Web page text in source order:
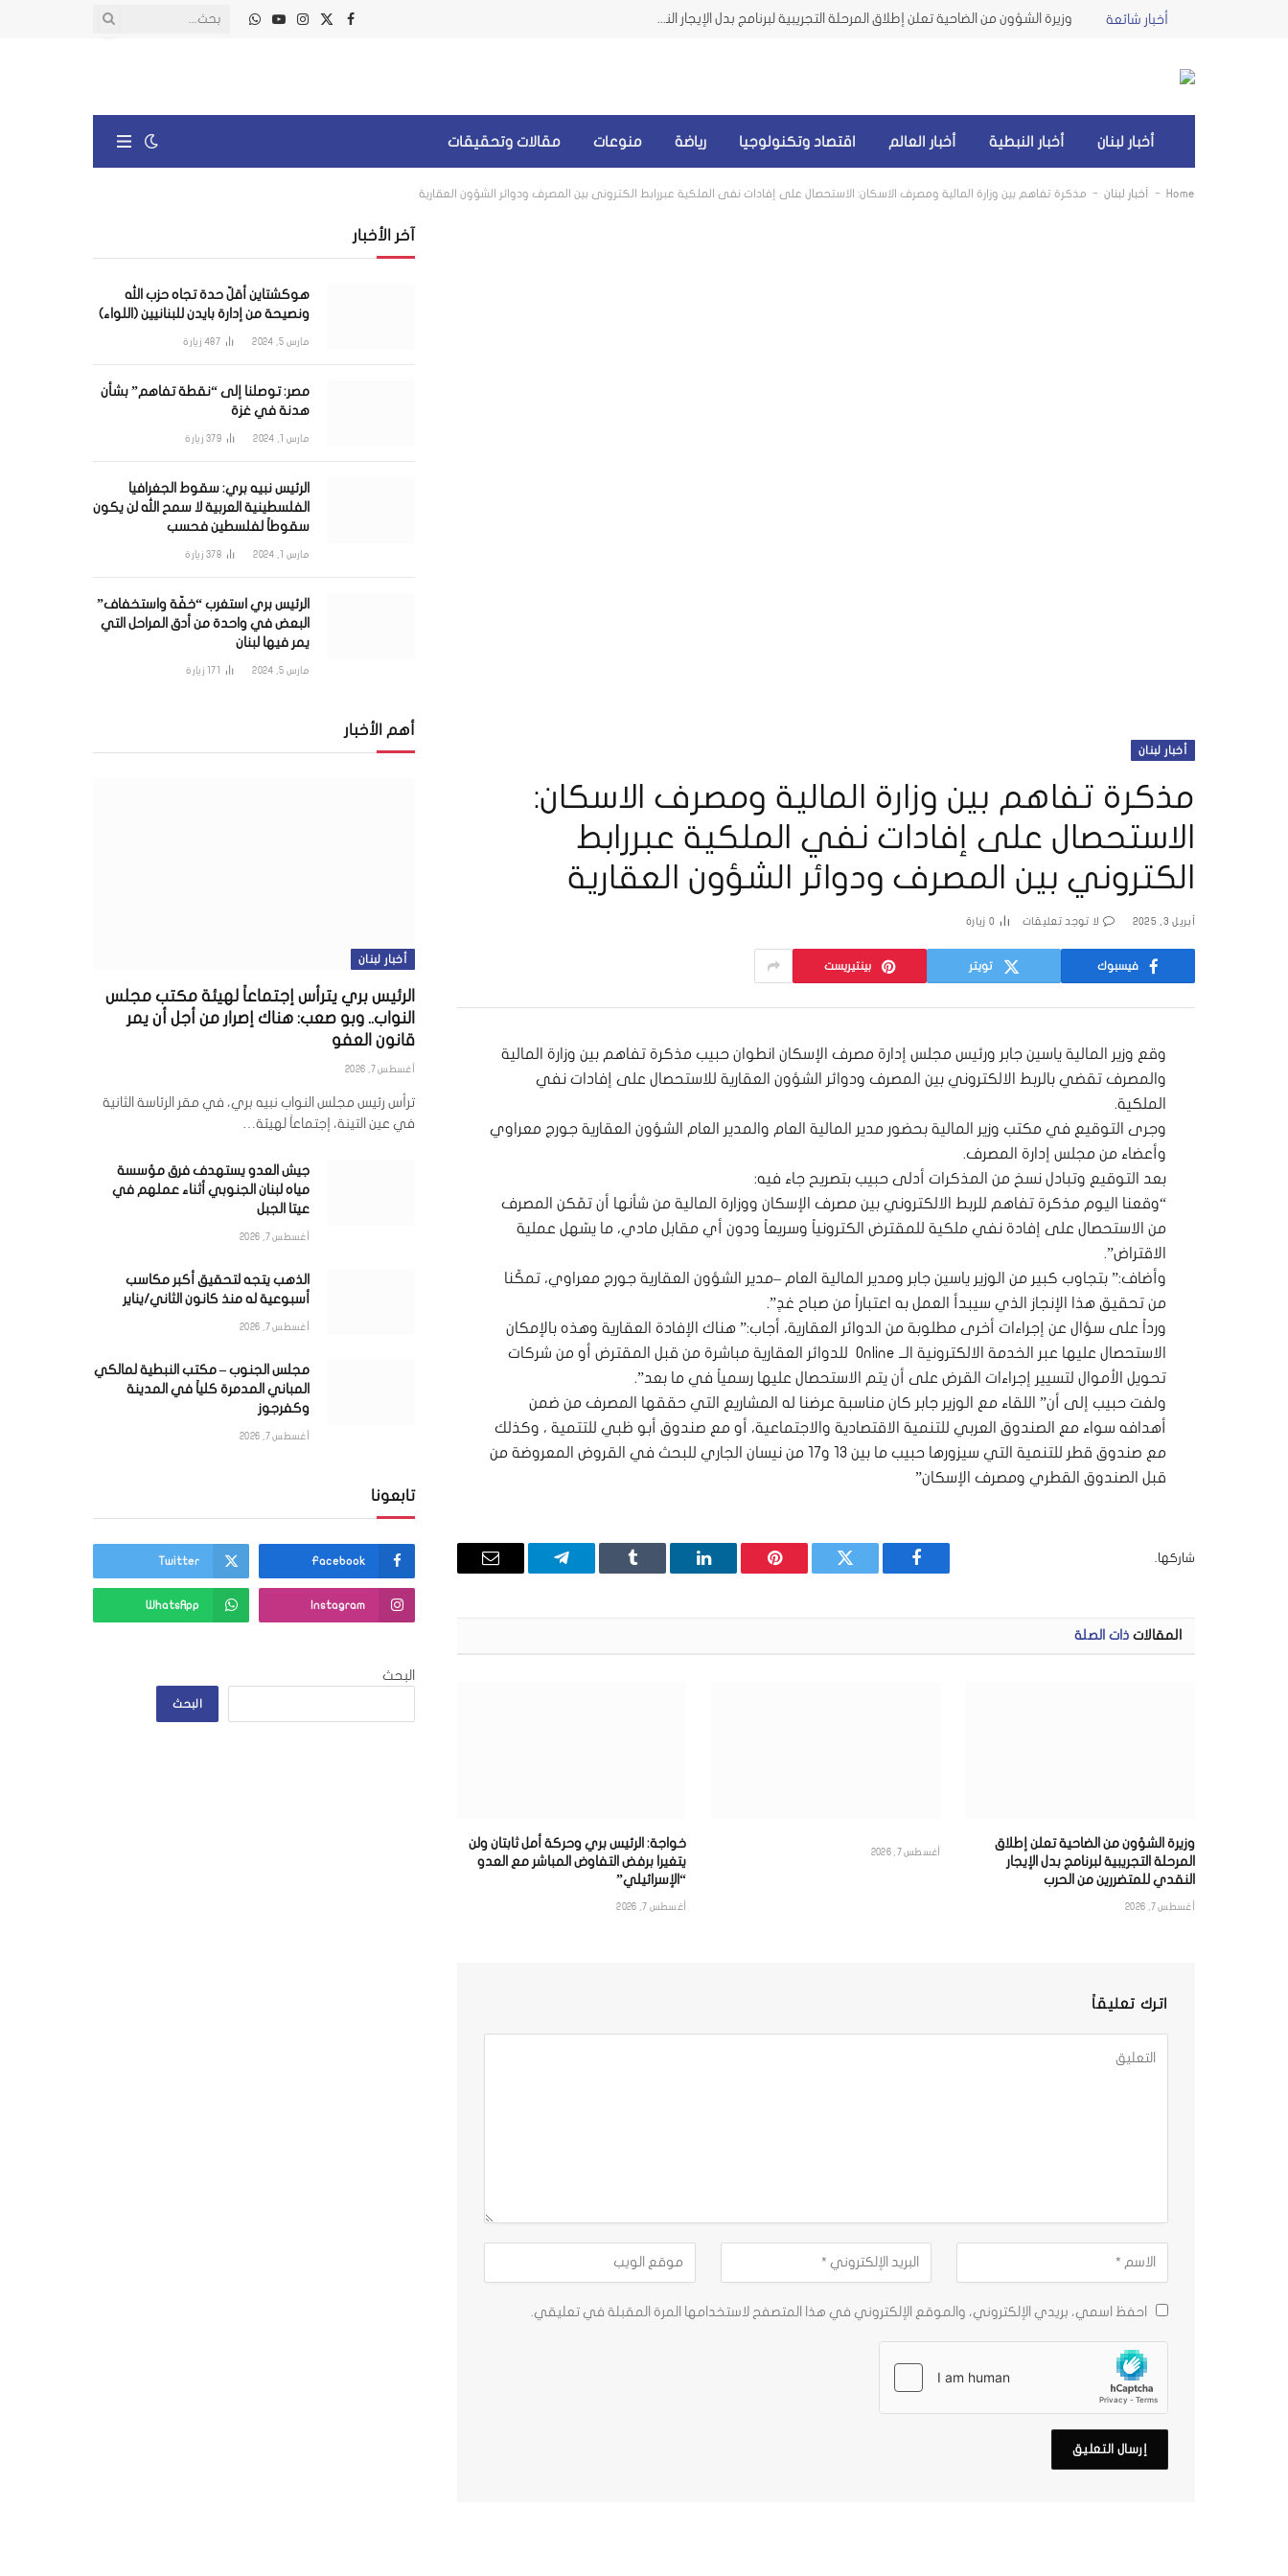
أخبار شائعة وزيرة الشؤون من الضاحية تعلن إطلاق المرحلة التجريبية لبرنامج بدل الإيجار النقدي للمتضررين من الحرب
فيسبوك
X
الانستغرام
يوتيوبواتساب
أخبار لبنان أخبار النبطية أخبار العالم اقتصاد وتكنولوجيا رياضة منوعات مقالات وتحقيقات
Home
- أخبار لبنان - مذكرة تفاهم بين وزارة المالية ومصرف الاسكان: الاستحصال على إفادات نفي الملكية عبررابط الكتروني بين المصرف ودوائر الشؤون العقارية
أخبار لبنان
مذكرة تفاهم بين وزارة المالية ومصرف الاسكان:
الاستحصال على إفادات نفي الملكية عبررابط
الكتروني بين المصرف ودوائر الشؤون العقارية
أبريل 3, 2025 لا توجد تعليقات 0 زيارة
فيسبوك تويتر بينتيريست
وقع وزير المالية ياسين جابر ورئيس مجلس إدارة مصرف الإسكان انطوان حبيب مذكرة تفاهم بين وزارة المالية
والمصرف تقضي بالربط الالكتروني بين المصرف ودوائر الشؤون العقارية للاستحصال على إفادات نفي
الملكية.
وجرى التوقيع في مكتب وزير المالية بحضور مدير المالية العام والمدير العام الشؤون العقارية جورج معراوي
وأعضاء من مجلس إدارة المصرف.
بعد التوقيع وتبادل نسخ من المذكرات أدلى حبيب بتصريح جاء فيه:
“وقعنا اليوم مذكرة تفاهم للربط الالكتروني بين مصرف الإسكان ووزارة المالية من شأنها أن تمّكن المصرف
من الاستحصال على إفادة نفي ملكية للمقترض الكترونياً وسريعاً ودون أي مقابل مادي، ما يسّهل عملية
الاقتراض”.
وأضاف:” بتجاوب كبير من الوزير ياسين جابر ومدير المالية العام –مدير الشؤون العقارية جورج معراوي، تمكّنا
من تحقيق هذا الإنجاز الذي سيبدأ العمل به اعتباراً من صباح غدٍ”.
ورداً على سؤال عن إجراءات أخرى مطلوبة من الدوائر العقارية، أجاب:” هناك الإفادة العقارية وهذه بالإمكان
الاستحصال عليها عبر الخدمة الالكترونية الــ Online للدوائر العقارية مباشرة من قبل المقترض أو من شركات
تحويل الأموال لتسيير إجراءات القرض على أن يتم الاستحصال عليها رسمياً في ما بعد”.
ولفت حبيب إلى أن” اللقاء مع الوزير جابر كان مناسبة عرضنا له المشاريع التي حققها المصرف من ضمن
أهدافه سواء مع الصندوق العربي للتنمية الاقتصادية والاجتماعية، أو مع صندوق أبو ظبي للتتمية ، وكذلك
مع صندوق قطر للتنمية التي سيزورها حبيب ما بين 13 و17 من نيسان الجاري للبحث في القروض المعروضة من
قبل الصندوق القطري ومصرف الإسكان”
شاركها.
فيسبوك تويتر بينتيريستلينكدإن Tumblr تيلقرام
البريد
المقالات ذات الصلة
وزيرة الشؤون من الضاحية تعلن إطلاق
المرحلة التجريبية لبرنامج بدل الإيجار
النقدي للمتضررين من الحرب
أغسطس 7, 2026
أغسطس 7, 2026
خواجة: الرئيس بري وحركة أمل ثابتان ولن
يتغيرا برفض التفاوض المباشر مع العدو
“الإسرائيلي”
أغسطس 7, 2026
اترك تعليقاً
احفظ اسمي، بريدي الإلكتروني، والموقع الإلكتروني في هذا المتصفح لاستخدامها المرة المقبلة في تعليقي.
آخر الأخبار
هوكشتاين أقلّ حدة تجاه حزب الله
ونصيحة من إدارة بايدن للبنانيين (اللواء)
مارس 5, 2024 487 زيارة
مصر: توصلنا إلى “نقطة تفاهم” بشأن
هدنة في غزة
مارس 1, 2024 379 زيارة
الرئيس نبيه بري: سقوط الجغرافيا
الفلسطينية العربية لا سمح الله لن يكون
سقوطاً لفلسطين فحسب
مارس 1, 2024 378 زيارة
الرئيس بري استغرب “خفّة واستخفاف”
البعض في واحدة من أدق المراحل التي
يمر فيها لبنان
مارس 5, 2024 171 زيارة
أهم الأخبار
أخبار لبنان
الرئيس بري يترأس إجتماعاً لهيئة مكتب مجلس
النواب.. وبو صعب: هناك إصرار من أجل أن يمر
قانون العفو
أغسطس 7, 2026
ترأس رئيس مجلس النواب نبيه بري، في مقر الرئاسة الثانية
في عين التينة، إجتماعاً لهيئة…
جيش العدو يستهدف فرق مؤسسة
مياه لبنان الجنوبي أثناء عملهم في
عيتا الجبل
أغسطس 7, 2026
الذهب يتجه لتحقيق أكبر مكاسب
أسبوعية له منذ كانون الثاني/يناير
أغسطس 7, 2026
مجلس الجنوب – مكتب النبطية لمالكي
المباني المدمرة كلياً في المدينة
وكفرجوز
أغسطس 7, 2026
تابعونا
Facebook
Twitter
Instagram
WhatsApp
البحث
البحث